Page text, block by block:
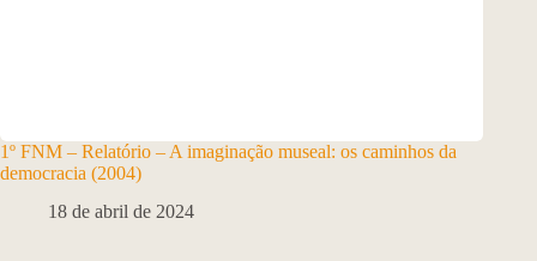
1º FNM – Relatório – A imaginação museal: os caminhos da
democracia (2004)
18 de abril de 2024